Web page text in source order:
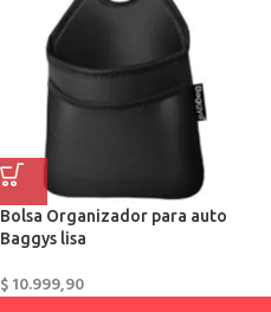
Bolsa Organizador para auto
Baggys lisa
$10.999,90